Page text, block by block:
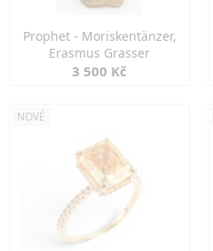
Prophet - Moriskentänzer,
Erasmus Grasser
3 500 Kč
NOVÉ